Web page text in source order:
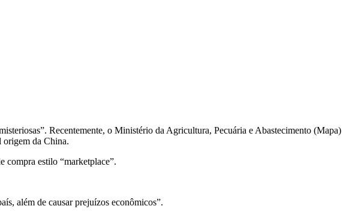
Recentemente, o Ministério da Agricultura, Pecuária e Abastecimento (Mapa)
origem da China.
compra estilo “marketplace”.
além de causar prejuízos econômicos”.